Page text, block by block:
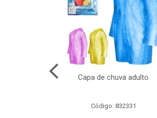
Capa de chuva adulto
Código: 832331